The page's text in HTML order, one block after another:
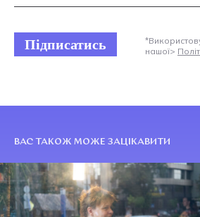
Підписатись
нашої>
ВАС ТАКОЖ МОЖЕ ЗАЦІКАВИТИ